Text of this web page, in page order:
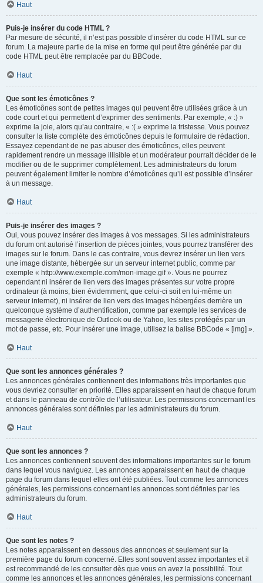
Haut
Puis-je insérer du code HTML ?
Par mesure de sécurité, il n’est pas possible d’insérer du code HTML sur ce
forum. La majeure partie de la mise en forme qui peut être générée par du
code HTML peut être remplacée par du BBCode.
Haut
Que sont les émoticônes ?
Les émoticônes sont de petites images qui peuvent être utilisées grâce à un
code court et qui permettent d’exprimer des sentiments. Par exemple, « :) »
exprime la joie, alors qu’au contraire, « :( » exprime la tristesse. Vous pouvez
consulter la liste complète des émoticônes depuis le formulaire de rédaction.
Essayez cependant de ne pas abuser des émoticônes, elles peuvent
rapidement rendre un message illisible et un modérateur pourrait décider de le
modifier ou de le supprimer complètement. Les administrateurs du forum
peuvent également limiter le nombre d’émoticônes qu’il est possible d’insérer
à un message.
Haut
Puis-je insérer des images ?
Oui, vous pouvez insérer des images à vos messages. Si les administrateurs
du forum ont autorisé l’insertion de pièces jointes, vous pourrez transférer des
images sur le forum. Dans le cas contraire, vous devrez insérer un lien vers
une image distante, hébergée sur un serveur internet public, comme par
exemple « http://www.exemple.com/mon-image.gif ». Vous ne pourrez
cependant ni insérer de lien vers des images présentes sur votre propre
ordinateur (à moins, bien évidemment, que celui-ci soit en lui-même un
serveur internet), ni insérer de lien vers des images hébergées derrière un
quelconque système d’authentification, comme par exemple les services de
messagerie électronique de Outlook ou de Yahoo, les sites protégés par un
mot de passe, etc. Pour insérer une image, utilisez la balise BBCode « [img] ».
Haut
Que sont les annonces générales ?
Les annonces générales contiennent des informations très importantes que
vous devriez consulter en priorité. Elles apparaissent en haut de chaque forum
et dans le panneau de contrôle de l’utilisateur. Les permissions concernant les
annonces générales sont définies par les administrateurs du forum.
Haut
Que sont les annonces ?
Les annonces contiennent souvent des informations importantes sur le forum
dans lequel vous naviguez. Les annonces apparaissent en haut de chaque
page du forum dans lequel elles ont été publiées. Tout comme les annonces
générales, les permissions concernant les annonces sont définies par les
administrateurs du forum.
Haut
Que sont les notes ?
Les notes apparaissent en dessous des annonces et seulement sur la
première page du forum concerné. Elles sont souvent assez importantes et il
est recommandé de les consulter dès que vous en avez la possibilité. Tout
comme les annonces et les annonces générales, les permissions concernant